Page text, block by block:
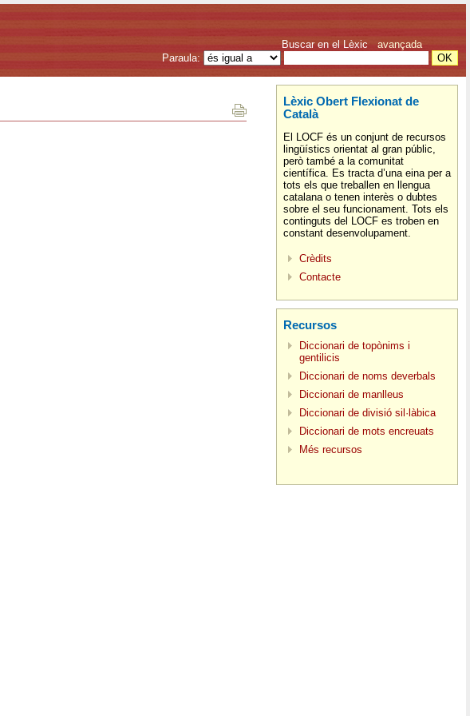
Buscar en el Lèxic avançada
Paraula:
Lèxic Obert Flexionat de
Català
El LOCF és un conjunt de recursos
lingüístics orientat al gran públic,
però també a la comunitat
científica. Es tracta d’una eina per a
tots els que treballen en llengua
catalana o tenen interès o dubtes
sobre el seu funcionament. Tots els
continguts del LOCF es troben en
constant desenvolupament.
Crèdits
Contacte
Recursos
Diccionari de topònims i
gentilicis
Diccionari de noms deverbals
Diccionari de manlleus
Diccionari de divisió sil·làbica
Diccionari de mots encreuats
Més recursos